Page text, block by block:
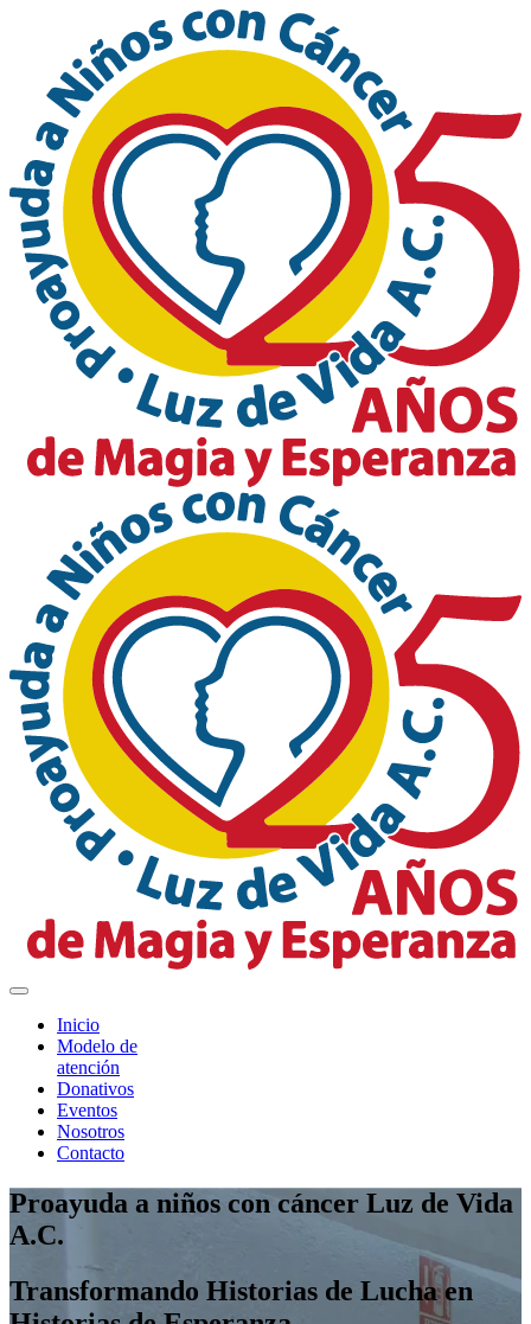
Inicio
Modelo de
atención
Donativos
Eventos
Nosotros
Contacto
Proayuda a niños con cáncer Luz de Vida
A.C.
Transformando Historias de Lucha en